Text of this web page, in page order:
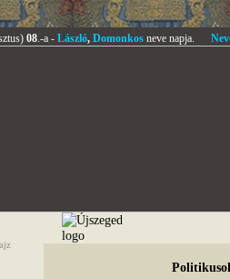
08.-a - László, Domonkosneve napja.